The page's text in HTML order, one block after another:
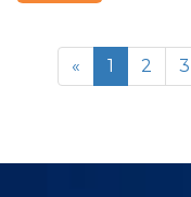
« 1 2 3